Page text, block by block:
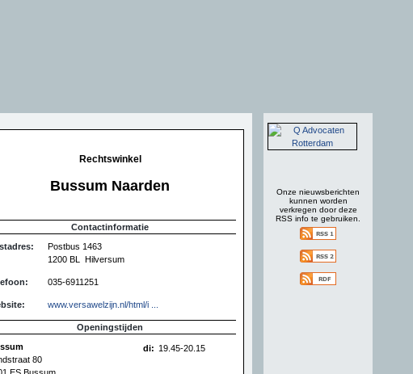
Rechtswinkel
Bussum Naarden
Contactinformatie
Postbus 1463
1200 BL Hilversum
035-6911251
www.versawelzijn.nl/html/i ...
Openingstijden
80
di: 19.45-20.15
Onze nieuwsberichten
kunnen worden
verkregen door deze
RSS info te gebruiken.